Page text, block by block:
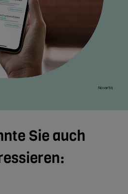
Novartis
Sie auch